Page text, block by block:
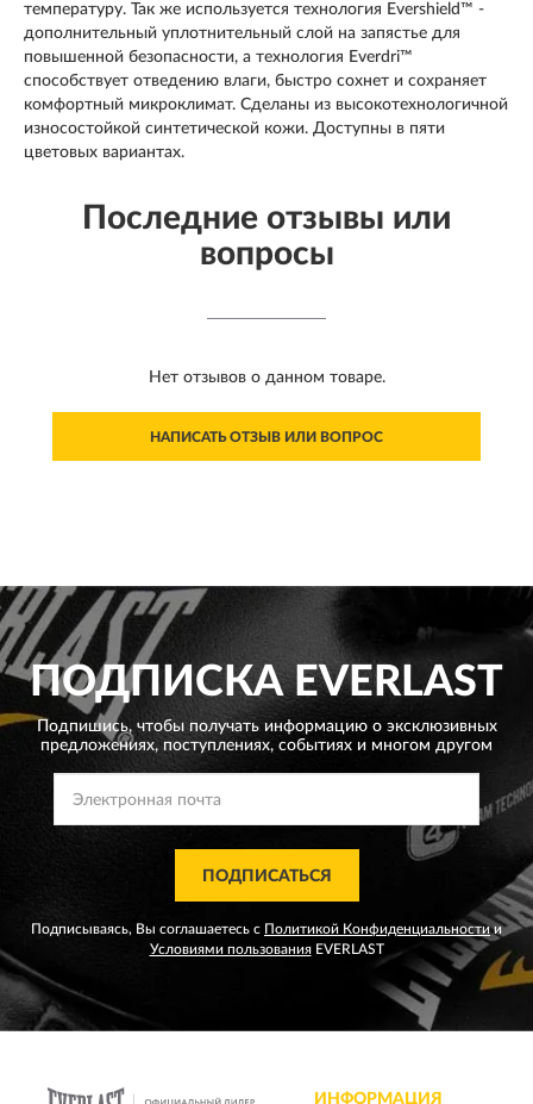
температуру. Так же используется технология Evershield™ -
дополнительный уплотнительный слой на запястье для
повышенной безопасности, а технология Everdri™
способствует отведению влаги, быстро сохнет и сохраняет
комфортный микроклимат. Сделаны из высокотехнологичной
износостойкой синтетической кожи. Доступны в пяти
цветовых вариантах.
Последние отзывы или
вопросы
Нет отзывов о данном товаре.
НАПИСАТЬ ОТЗЫВ ИЛИ ВОПРОС
ПОДПИСКАEVERLAST
Подпишись, чтобы получать информацию о эксклюзивных
предложениях, поступлениях, событиях и многом другом
ПОДПИСАТЬСЯ
Подписываясь, Вы соглашаетесь с Политикой Конфиденциальности и
Условиями пользованияEVERLAST
ИНФОРМАЦИЯ